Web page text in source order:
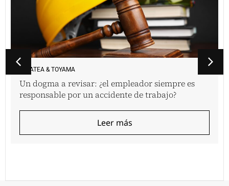
VINATEA & TOYAMA
Un dogma a revisar: ¿el empleador siempre es
responsable por un accidente de trabajo?
Leer más